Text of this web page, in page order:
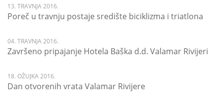
13. TRAVNJA 2016.
Poreč u travnju postaje središte biciklizma i triatlona
04. TRAVNJA 2016.
Završeno pripajanje Hotela Baška d.d. Valamar Rivijeri
18. OŽUJKA 2016.
Dan otvorenih vrata Valamar Rivijere